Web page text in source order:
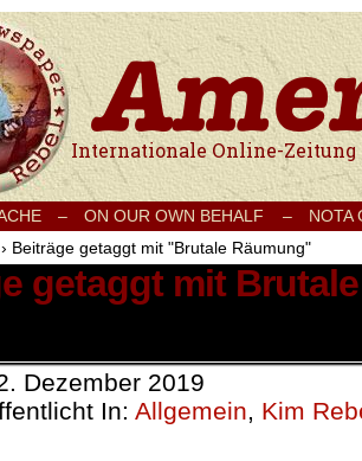
Internationale Onlinezeitung für Frieden,
– ON OUR OWN BEHALF –
NOTA
› Beiträge getaggt mit "Brutale Räumung"
getaggt mit
Dezember 2019
In: Allgemein, Kim